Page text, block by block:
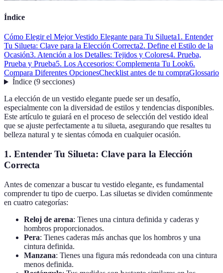
Índice
Cómo Elegir el Mejor Vestido Elegante para Tu Silueta1. Entender
Tu Silueta: Clave para la Elección Correcta2. Define el Estilo de la
Ocasión3. Atención a los Detalles: Tejidos y Colores4. Prueba,
Prueba y Prueba5. Los Accesorios: Complementa Tu Look6.
Compara Diferentes OpcionesChecklist antes de tu compraGlossario
Índice(9 secciones)
La elección de un vestido elegante puede ser un desafío,
especialmente con la diversidad de estilos y tendencias disponibles.
Este artículo te guiará en el proceso de selección del vestido ideal
que se ajuste perfectamente a tu silueta, asegurando que resaltes tu
belleza natural y te sientas cómoda en cualquier ocasión.
1. Entender Tu Silueta: Clave para la Elección
Correcta
Antes de comenzar a buscar tu vestido elegante, es fundamental
comprender tu tipo de cuerpo. Las siluetas se dividen comúnmente
en cuatro categorías:
Reloj de arena: Tienes una cintura definida y caderas y
hombros proporcionados.
Pera: Tienes caderas más anchas que los hombros y una
cintura definida.
Manzana: Tienes una figura más redondeada con una cintura
menos definida.